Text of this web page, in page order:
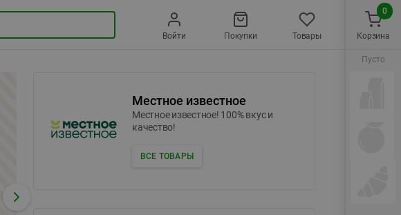
Войти Покупки Товары
Местное известное
Местное известное! 100% вкус и
качество!
ВСЕ ТОВАРЫ
Корзина
0
Пусто